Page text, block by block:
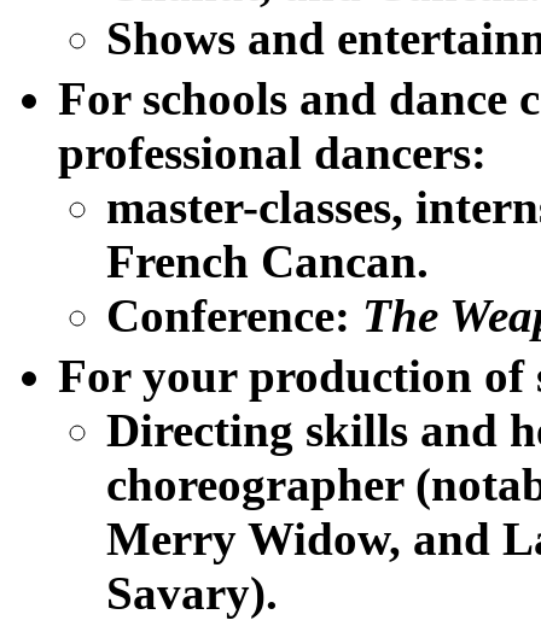
Shows and
For schools and dance
professional dancers:
master-classes,
French Cancan.
Conference: The
For your production of
Directing skills and
choreographer
Merry Widow, and
Savary).